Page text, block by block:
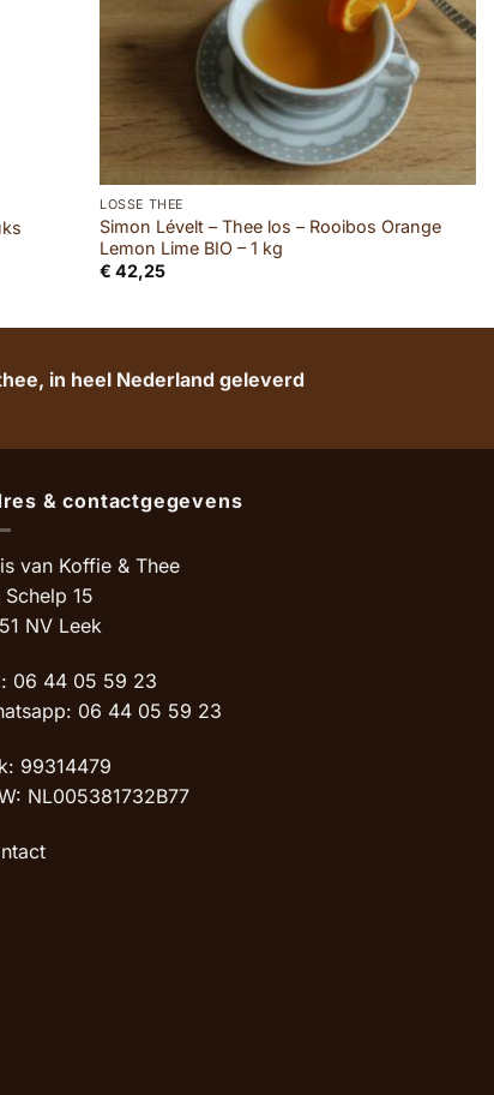
LOSSE THEE
Simon Lévelt – Thee los – Rooibos Orange
Lemon Lime BIO – 1 kg
€ 42,25
in heel Nederland geleverd
& contactgegevens
van Koffie & Thee
Schelp 15
NV Leek
06 44 05 59 23
06 44 05 59 23
99314479
NL005381732B77